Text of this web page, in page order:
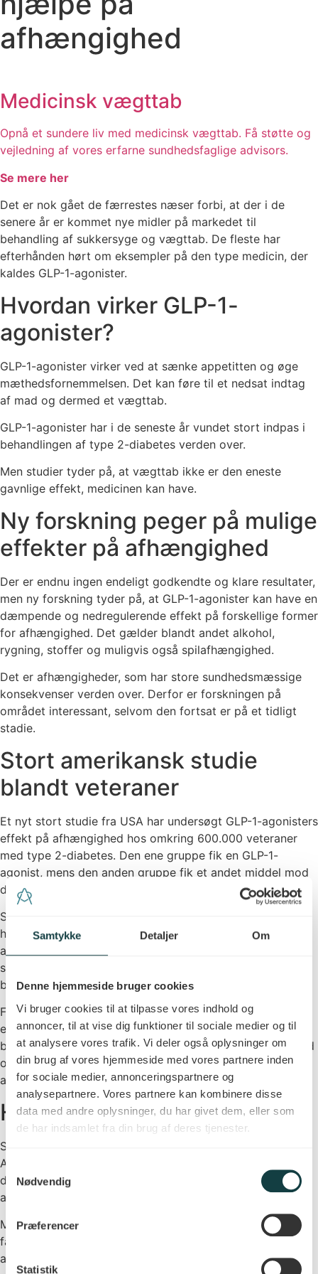
Samtykke Detaljer Om
Denne hjemmeside bruger cookies
Vi bruger cookies til at tilpasse vores indhold og
annoncer, til at vise dig funktioner til sociale medier og til
at analysere vores trafik. Vi deler også oplysninger om
din brug af vores hjemmeside med vores partnere inden
for sociale medier, annonceringspartnere og
analysepartnere. Vores partnere kan kombinere disse
data med andre oplysninger, du har givet dem, eller som
de har indsamlet fra din brug af deres tjenester.
Samtykkevalg
Nødvendig
Præferencer
Statistik
afhængighed
Medicinsk vægttab
Opnå et sundere liv med medicinsk vægttab. Få støtte og
vejledning af vores erfarne sundhedsfaglige advisors.
Se mere her
Det er nok gået de færrestes næser forbi, at der i de
senere år er kommet nye midler på markedet til
behandling af sukkersyge og vægttab. De fleste har
efterhånden hørt om eksempler på den type medicin, der
kaldes GLP-1-agonister.
Hvordan virker GLP-1-
agonister?
GLP-1-agonister virker ved at sænke appetitten og øge
mæthedsfornemmelsen. Det kan føre til et nedsat indtag
af mad og dermed et vægttab.
GLP-1-agonister har i de seneste år vundet stort indpas i
behandlingen af type 2-diabetes verden over.
Men studier tyder på, at vægttab ikke er den eneste
gavnlige effekt, medicinen kan have.
Ny forskning peger på mulige
effekter på afhængighed
Der er endnu ingen endeligt godkendte og klare resultater,
men ny forskning tyder på, at GLP-1-agonister kan have en
dæmpende og nedregulerende effekt på forskellige former
for afhængighed. Det gælder blandt andet alkohol,
rygning, stoffer og muligvis også spilafhængighed.
Det er afhængigheder, som har store sundhedsmæssige
konsekvenser verden over. Derfor er forskningen på
området interessant, selvom den fortsat er på et tidligt
stadie.
Stort amerikansk studie
blandt veteraner
Et nyt stort studie fra USA har undersøgt GLP-1-agonisters
effekt på afhængighed hos omkring 600.000 veteraner
med type 2-diabetes. Den ene gruppe fik en GLP-1-
agonist, mens den anden gruppe fik et andet middel mod
diabetes.
Studiet viste, at de veteraner, der fik GLP-1-agonister,
havde en lavere risiko for at udvikle afhængighed af
alkohol, nikotin, cannabis, kokain og opioider
sammenlignet med de veteraner, der fik en anden
behandling.
Forskerne undersøgte også veteraner, som allerede havde
en afhængighed. I denne gruppe blev der ligeledes set
betydelige resultater. Ifølge studiet var der færre dødsfald
og færre kontakter med sundhedsvæsnet relateret til
afhængigheden blandt dem, der fik GLP-1-agonister.
Hvad kan man konkludere?
Studiet er ikke det eneste, der peger i denne retning.
Andre studier har vist lignende effekter hos dyr. Vi kan
dog endnu ikke sige noget helt sikkert om GLP-1-
agonisters rolle i behandlingen af afhængighed.
Meget tyder dog på, at GLP-1-agonister kan komme til at
få stor betydning for vores forståelse og behandling af
afhængighedssyndromer i fremtiden.